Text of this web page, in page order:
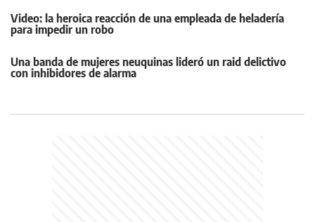
Video: la heroica reacción de una empleada de heladería
para impedir un robo
Una banda de mujeres neuquinas lideró un raid delictivo
con inhibidores de alarma